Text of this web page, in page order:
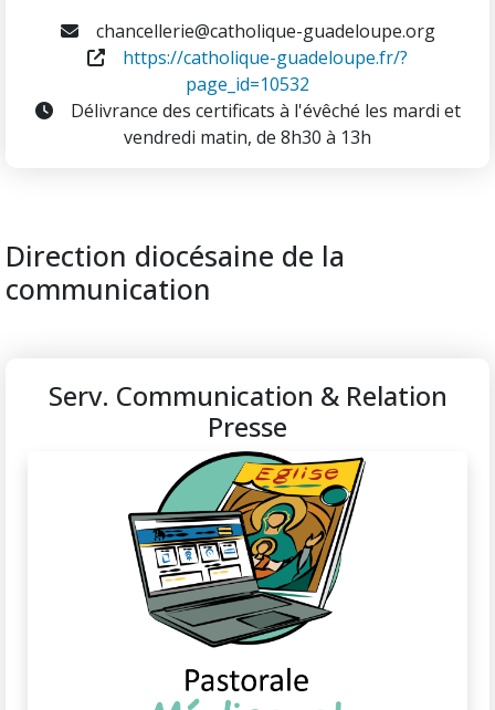
chancellerie@catholique-guadeloupe.org
https://catholique-guadeloupe.fr/?
page_id=10532
Délivrance des certificats à l'évêché les mardi et
vendredi matin, de 8h30 à 13h
Direction diocésaine de la
communication
Serv. Communication & Relation
Presse